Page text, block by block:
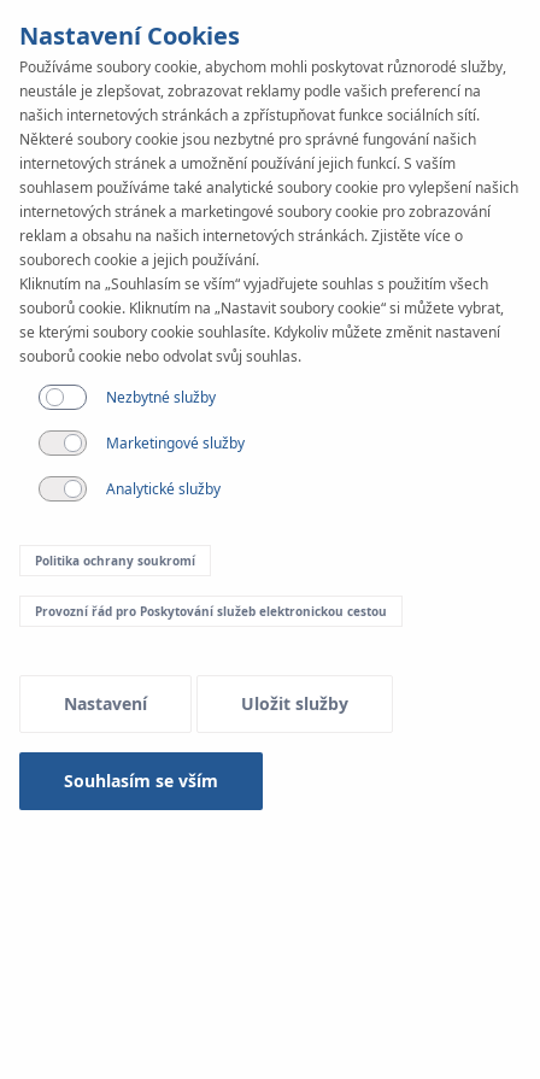
SYSTEMKAN-therm
Rail
Nastavení Cookies
Používáme soubory cookie, abychom mohli poskytovat různorodé služby,
neustále je zlepšovat, zobrazovat reklamy podle vašich preferencí na
našich internetových stránkách a zpřístupňovat funkce sociálních sítí.
Některé soubory cookie jsou nezbytné pro správné fungování našich
internetových stránek a umožnění používání jejich funkcí. S vaším
souhlasem používáme také analytické soubory cookie pro vylepšení našich
internetových stránek a marketingové soubory cookie pro zobrazování
reklam a obsahu na našich internetových stránkách. Zjistěte více o
souborech cookie a jejich používání.
Kliknutím na „Souhlasím se vším“ vyjadřujete souhlas s použitím všech
souborů cookie. Kliknutím na „Nastavit soubory cookie“ si můžete vybrat,
se kterými soubory cookie souhlasíte. Kdykoliv můžete změnit nastavení
souborů cookie nebo odvolat svůj souhlas.
Nezbytné služby
Marketingové služby
Analytické služby
Politika ochrany soukromí
Provozní řád pro Poskytování služeb elektronickou cestou
Nastavení Uložit služby
Souhlasím se vším